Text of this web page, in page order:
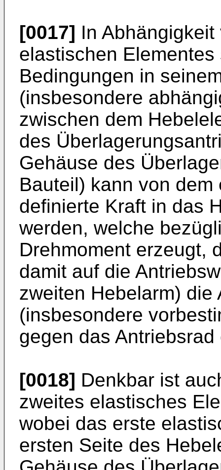
[0017] In
elastischen
Bedingungen in
(insbesondere
zwischen dem
des
Gehäuse des
Bauteil) kann von
definierte Kraft in das
werden, welche
Drehmoment erzeugt,
damit auf die
zweiten Hebelarm)
(insbesondere
gegen das Antriebsrad
[0018] Denkbar ist
zweites elastisches
wobei das erste
ersten Seite des